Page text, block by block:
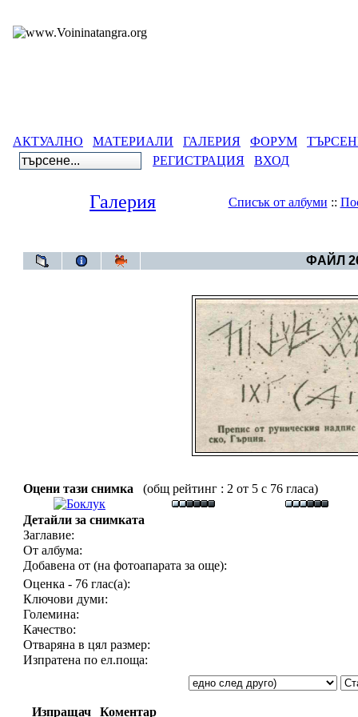
АКТУАЛНО МАТЕРИАЛИ ГАЛЕРИЯ ФОРУМ
РЕГИСТРАЦИЯ
ВХОД
Галерия Списък от албуми ::
ФАЙЛ
Оцени тази снимка (общ рейтинг : 2 от 5 с 76 гласа)
Детайли за снимката
Заглавие:
От албума:
Добавена от (на фотоапарата за още):
Оценка - 76 глас(а):
Ключови думи:
Големина:
Качество:
Отваряна в цял размер:
Изпратена по ел.поща:
Изпращач Коментар